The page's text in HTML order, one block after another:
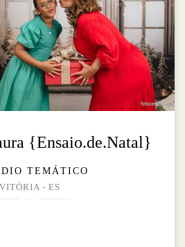
{Ensaio.de.Natal}
TEMÁTICO
VITÓRIA - ES